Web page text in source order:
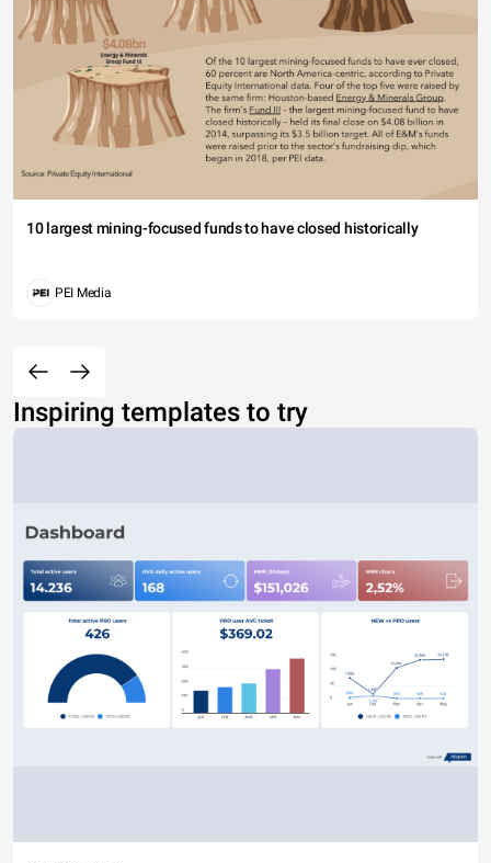
10 largest mining-focused funds to have closed historically
PEI Media
Inspiring templates to try